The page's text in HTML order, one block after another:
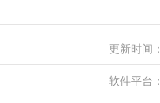
更新时间
软件平台